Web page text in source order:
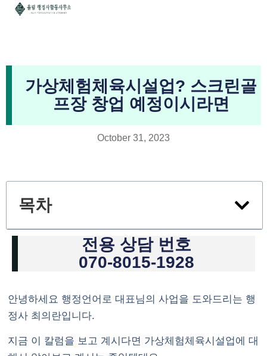
가상체험체육시설업? 스크린골
프장 창업 예정이시라면
October 31, 2023
목차
전용 상담 번호
070-8015-1928
안녕하세요 행정언어로 대표님의 사업을 도와드리는 행
정사 최의란입니다.
지금 이 칼럼을 보고 계시다면 가상체험체육시설업에 대